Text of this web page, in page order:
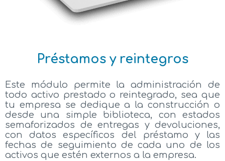
Préstamos y reintegros
Este módulo permite la administración de
todo activo prestado o reintegrado, sea que
tu empresa se dedique a la construcción o
desde una simple biblioteca, con estados
semaforizados de entregas y devoluciones,
con datos específicos del préstamo y las
fechas de seguimiento de cada uno de los
activos que estén externos a la empresa.